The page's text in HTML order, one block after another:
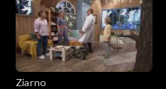
Ziarno